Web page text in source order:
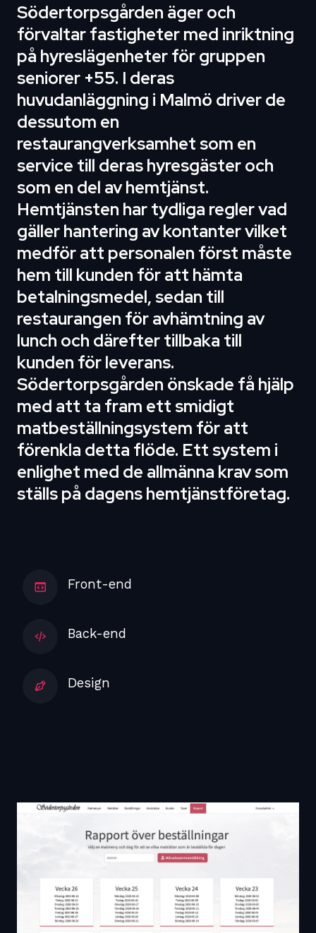
Södertorpsgården äger och
förvaltar fastigheter med inriktning
på hyreslägenheter för gruppen
seniorer +55. I deras
huvudanläggning i Malmö driver de
dessutom en
restaurangverksamhet som en
service till deras hyresgäster och
som en del av hemtjänst.
Hemtjänsten har tydliga regler vad
gäller hantering av kontanter vilket
medför att personalen först måste
hem till kunden för att hämta
betalningsmedel, sedan till
restaurangen för avhämtning av
lunch och därefter tillbaka till
kunden för leverans.
Södertorpsgården önskade få hjälp
med att ta fram ett smidigt
matbeställningsystem för att
förenkla detta flöde. Ett system i
enlighet med de allmänna krav som
ställs på dagens hemtjänstföretag.
Front-end
Back-end
Design